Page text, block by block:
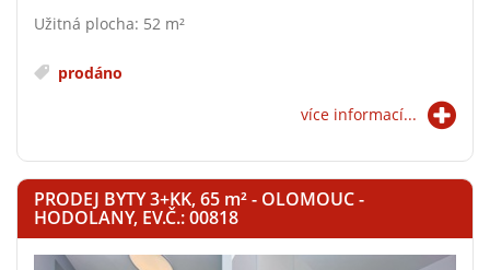
Užitná plocha: 52 m²
prodáno
více informací...
PRODEJ BYTY 3+KK, 65 m²- OLOMOUC -
HODOLANY, EV.Č.: 00818